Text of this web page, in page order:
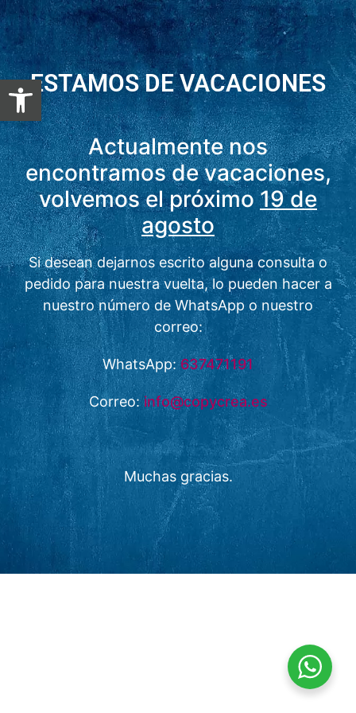
Abrir barra de herramientas
ESTAMOS DE VACACIONES
Actualmente nos
encontramos de vacaciones,
volvemos el próximo19 de
agosto
Si desean dejarnos escrito alguna consulta o
pedido para nuestra vuelta, lo pueden hacer a
nuestro número de WhatsApp o nuestro
correo:
WhatsApp:637471191
Correo:info@copycrea.es
Muchas gracias.